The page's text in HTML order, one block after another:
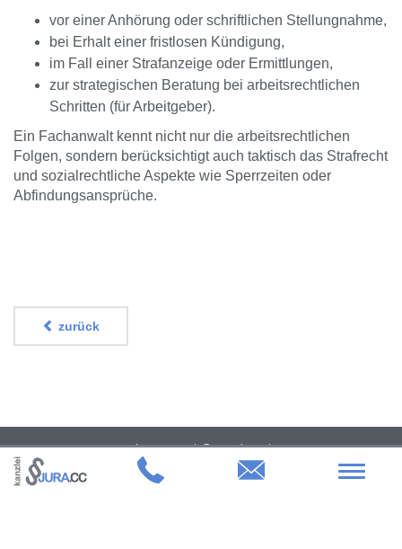
vor einer Anhörung oder schriftlichen Stellungnahme,
bei Erhalt einer fristlosen Kündigung,
im Fall einer Strafanzeige oder Ermittlungen,
zur strategischen Beratung bei arbeitsrechtlichen
Schritten (für Arbeitgeber).
Ein Fachanwalt kennt nicht nur die arbeitsrechtlichen
Folgen, sondern berücksichtigt auch taktisch das Strafrecht
und sozialrechtliche Aspekte wie Sperrzeiten oder
Abfindungsansprüche.
zurück
Impressum
Datenschutz
kanzlei JURA.CC | Dr. jur. Jens Usebach LL.M. Rechtsanwalt & Fachanwalt für
Arbeitsrecht | Heumarkt 50 | 50667 Köln
Toggle